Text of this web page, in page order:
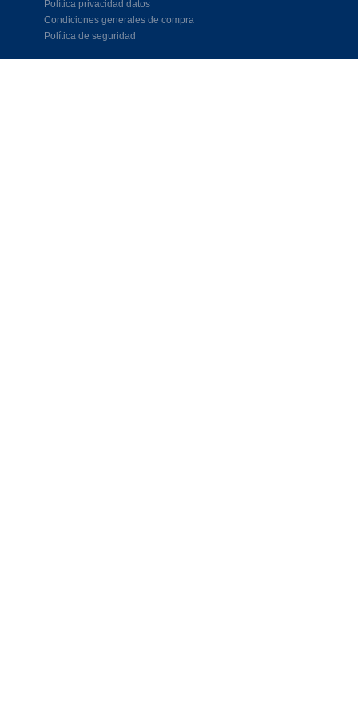
Política privacidad datos
Condiciones generales de compra
Política de seguridad